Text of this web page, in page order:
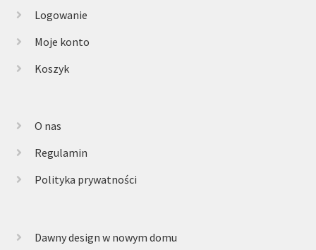
Logowanie
Moje konto
Koszyk
O nas
Regulamin
Polityka prywatności
Dawny design w nowym domu